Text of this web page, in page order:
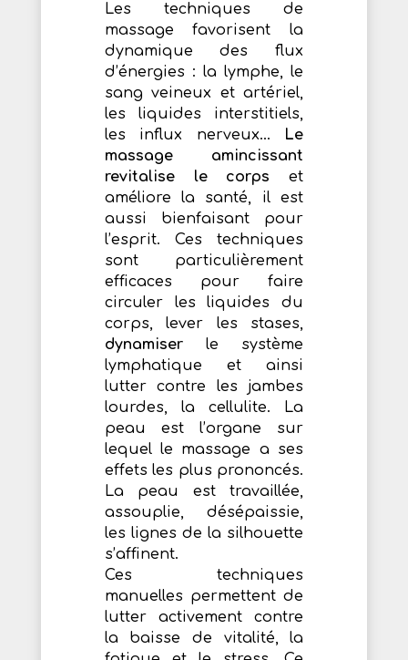
Les techniques de
massage favorisent la
dynamique des flux
d’énergies : la lymphe, le
sang veineux et artériel,
les liquides interstitiels,
les influx nerveux…
Le
massage amincissant
revitalise le corps et
améliore la santé, il est
aussi bienfaisant pour
l’esprit. Ces techniques
sont particulièrement
efficaces pour faire
circuler les liquides du
corps, lever les stases,
dynamiserle système
lymphatique et ainsi
lutter contre les jambes
lourdes, la cellulite. La
peau est l’organe sur
lequel le massage a ses
effets les plus prononcés.
La peau est travaillée,
assouplie, désépaissie,
les lignes de la silhouette
s’affinent.
Ces techniques
manuelles permettent de
lutter activement contre
la baisse de vitalité, la